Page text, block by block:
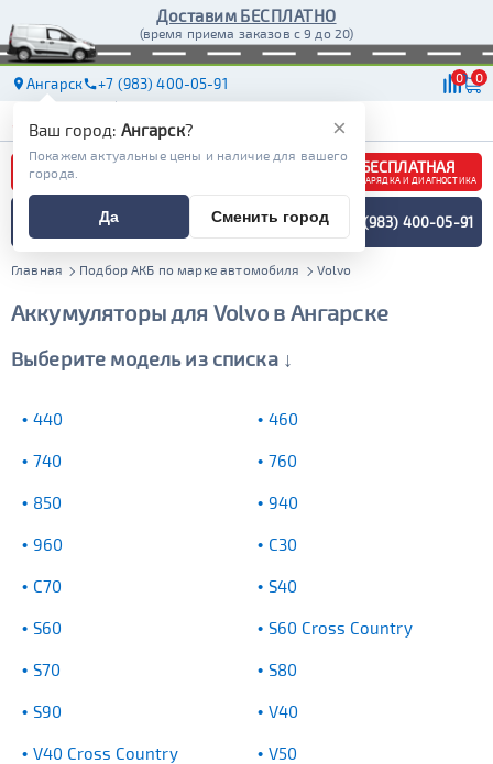
Доставим БЕСПЛАТНО
(время приема заказов с 9 до 20)
Ангарск +7 (983) 400-05-91 0 0
АКБ ДОСТАВКА
БЕСПЛАТНАЯ
ЗАРЯДКА И ДИАГНОСТИКА
ПОДБОР АККУМУЛЯТОРА
СПЕЦИАЛИСТОМ +7 (983) 400-05-91
Главная Подбор АКБ по марке автомобиля Volvo
Аккумуляторы для Volvo в Ангарске
Выберите модель из списка ↓
440 460
740 760
850 940
960 C30
C70 S40
S60 S60 Cross Country
S70 S80
S90 V40
V40 Cross Country V50
×
Ваш город: Ангарск?
Покажем актуальные цены и наличие для вашего
города.
Да Сменить город